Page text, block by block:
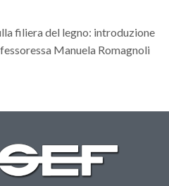
filiera del legno: introduzione
Manuela Romagnoli